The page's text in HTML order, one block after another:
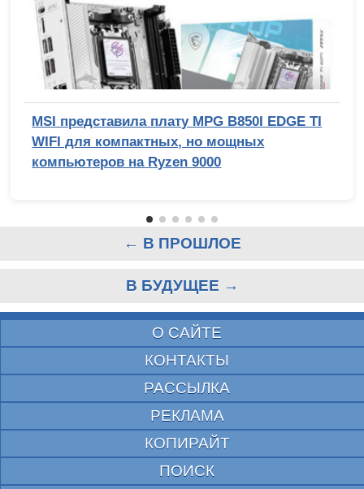
MSI представила плату MPG B850I EDGE TI
WIFI для компактных, но мощных
компьютеров на Ryzen 9000
← В ПРОШЛОЕ
В БУДУЩЕЕ →
О САЙТЕ
КОНТАКТЫ
РАССЫЛКА
РЕКЛАМА
КОПИРАЙТ
ПОИСК